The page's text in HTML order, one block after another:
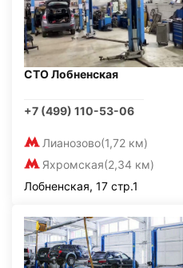
СТО Лобненская
+7 (499) 110-53-06
Лианозово(1,72 км)
Яхромская(2,34 км)
Лобненская, 17 стр.1